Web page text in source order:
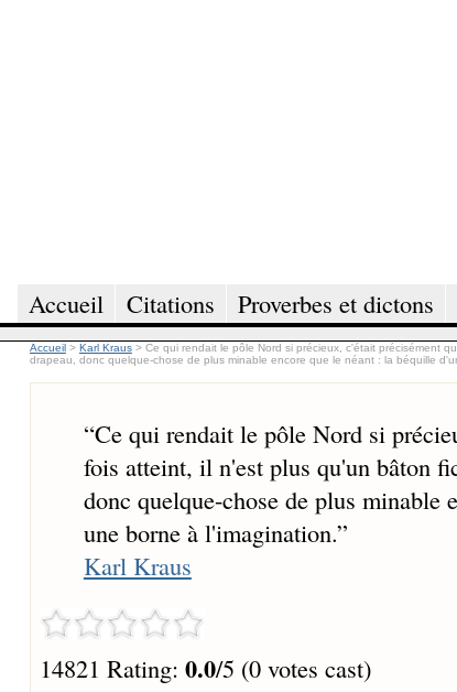
Accueil Citations Proverbes et dictons
Accueil > Karl Kraus > Ce qui rendait le pôle Nord si précieux, c'était précisément
drapeau, donc quelque-chose de plus minable encore que le néant : la béquille
“Ce qui rendait le pôle Nord si
fois atteint, il n'est plus qu'un bâton
donc quelque-chose de plus minable
une borne à l'imagination.”
Karl Kraus
14821 Rating: 0.0/5 (0 votes cast)